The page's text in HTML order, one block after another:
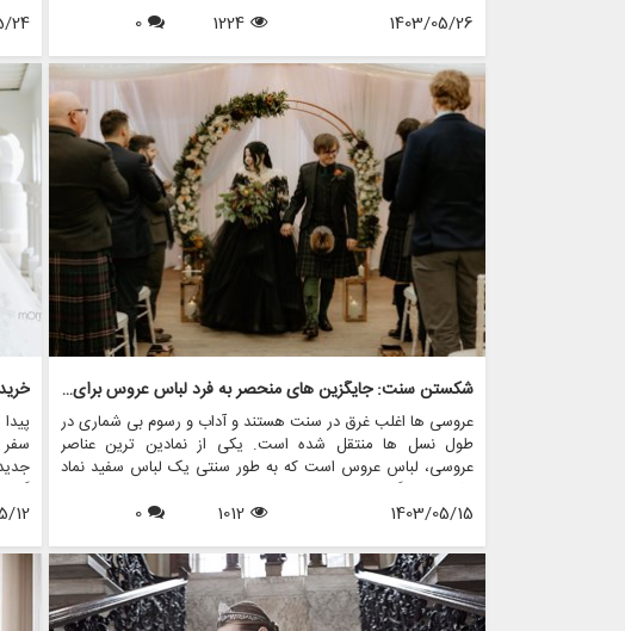
ها و نسل ها است. در این مقاله، اهمیت رنگ را در نمادگرایی
می پردازیم و نشان می دهیم که چگونه فروشگاه هایی مانند مزون
چرخچی می توانند به عروس ها کمک کنند تا لباس مناسب خود را
پیدا کنند.
1403/05/26
1224
0
24
شکستن سنت: جایگزین های منحصر به فرد لباس عروس برای عروس جسور
عروسی ها اغلب غرق در سنت هستند و آداب و رسوم بی شماری در
طول نسل ها منتقل شده است. یکی از نمادین ترین عناصر
عروسی، لباس عروس است که به طور سنتی یک لباس سفید نماد
پاکی و بی گناهی است. با این حال، در سال های اخیر، بسیاری از
عروس ها تصمیم گرفته اند از این قراردادها فاصله بگیرند و
نشان دهنده سبک شخصی و فردیت آنهاست. اگر شما یک عروس
جسور هستید که به دنبال بیانیه ای در روز خاص خود هستید، این
مقاله به بررسی برخی از جایگزین های هیجان انگیز برای لباس
1403/05/15
1012
0
12